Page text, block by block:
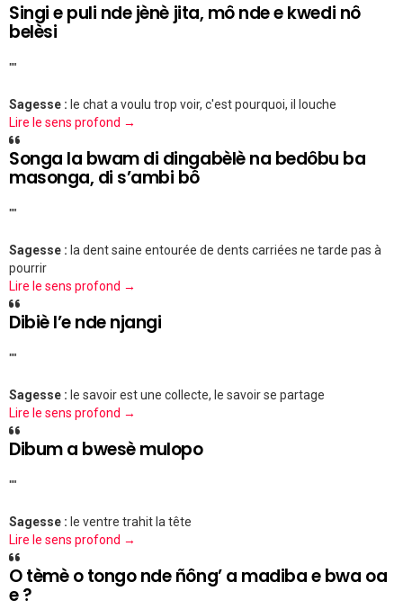
Singi e puli nde jènè jita, mô nde e kwedi nô
belèsi
""
Sagesse : le chat a voulu trop voir, c'est pourquoi, il louche
Lire le sens profond →
Songa la bwam di dingabèlè na bedôbu ba
masonga, di s’ambi bô
""
Sagesse : la dent saine entourée de dents carriées ne tarde pas à
pourrir
Lire le sens profond →
Dibiè l’e nde njangi
""
Sagesse : le savoir est une collecte, le savoir se partage
Lire le sens profond →
Dibum a bwesè mulopo
""
Sagesse : le ventre trahit la tête
Lire le sens profond →
O tèmè o tongo nde ñông’ a madiba e bwa oa
e ?